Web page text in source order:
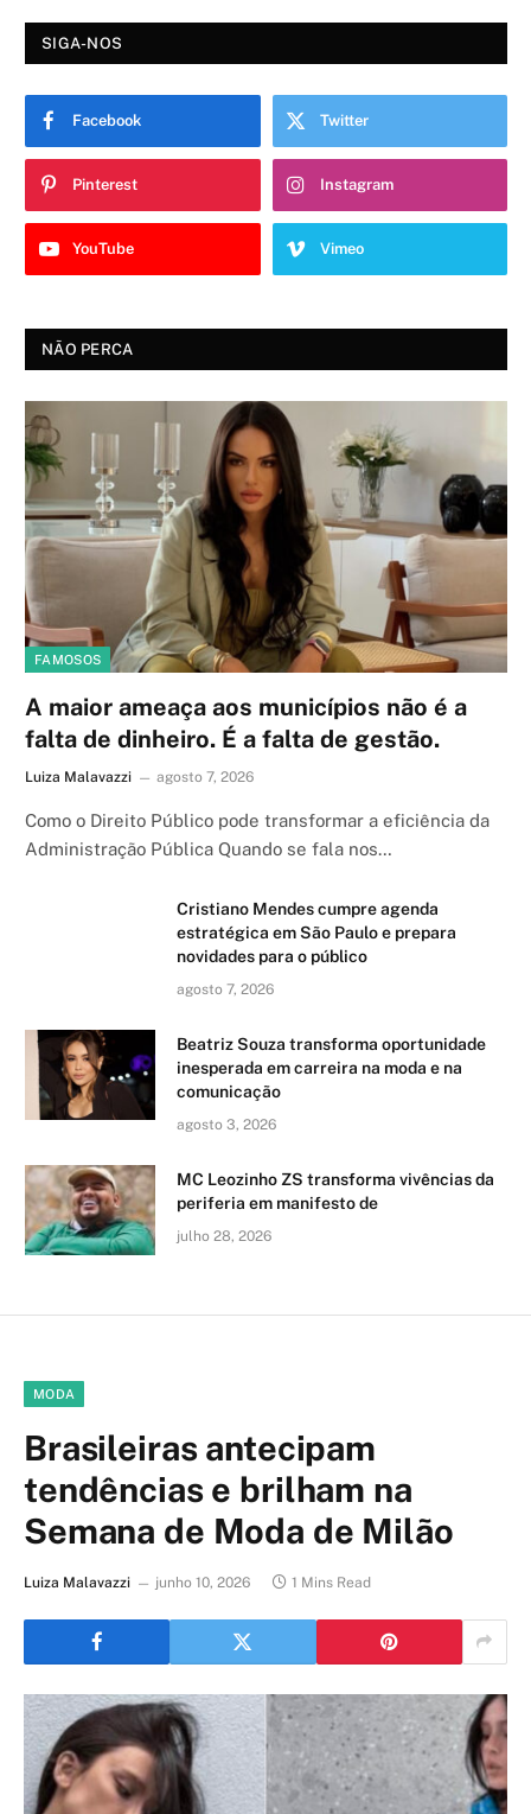
SIGA-NOS
Facebook Twitter
Pinterest Instagram
YouTube Vimeo
NÃO PERCA
FAMOSOS
A maior ameaça aos municípios não é a
falta de dinheiro. É a falta de gestão.
Luiza Malavazzi agosto 7, 2026
Como o Direito Público pode transformar a eficiência da
Administração Pública Quando se fala nos…
Cristiano Mendes cumpre agenda
estratégica em São Paulo e prepara
novidades para o público
agosto 7, 2026
Beatriz Souza transforma oportunidade
inesperada em carreira na moda e na
comunicação
agosto 3, 2026
MC Leozinho ZS transforma vivências da
periferia em manifesto de
julho 28, 2026
MODA
Brasileiras antecipam
tendências e brilham na
Semana de Moda de Milão
Luiza Malavazzi junho 10, 2026 1 Mins Read